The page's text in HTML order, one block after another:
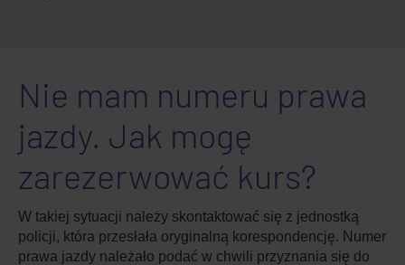
Nie mam numeru prawa
jazdy. Jak mogę
zarezerwować kurs?
W takiej sytuacji należy skontaktować się z jednostką
policji, która przesłała oryginalną korespondencję. Numer
prawa jazdy należało podać w chwili przyznania się do